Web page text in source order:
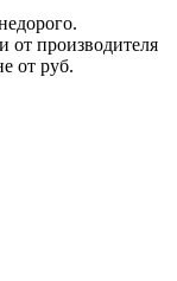
от производителя
от руб.